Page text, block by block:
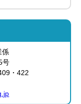
係
号
・422